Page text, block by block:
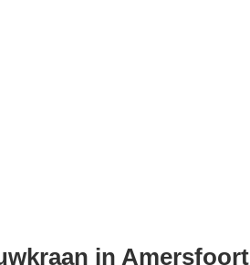
in Amersfoort